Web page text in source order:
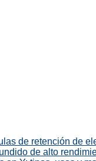
de retención de
de alto